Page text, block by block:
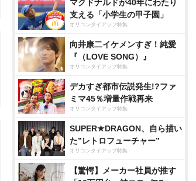
マクドナルドが40年にわたり
支える「小学生の甲子園」
オリコンタイアップ特集
向井康二イケメンすぎ！純愛
『（LOVE SONG）』
オリコンタイアップ特集
デカすぎ都市伝説発生!?ファ
ミマ45％増量作戦再来
オリコンタイアップ特集
SUPER★DRAGON、自ら描い
た”レトロフューチャー”
オリコンタイアップ特集
【驚愕】メーカー社員が推す